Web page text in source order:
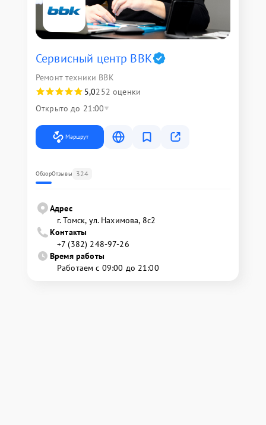
Сервисный центр BBK
Ремонт техники BBK
5,0252 оценки
Открыто до 21:00
Маршрут
ОбзорОтзывы 324
Адрес
г. Томск, ул. Нахимова, 8с2
Контакты
+7 (382) 248-97-26
Время работы
Работаем с 09:00 до 21:00